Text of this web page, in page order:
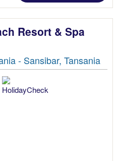
Resort & Spa
- Sansibar, Tansania